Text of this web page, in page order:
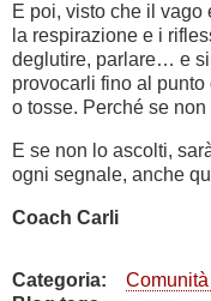
E poi, visto che il
la respirazione e i
deglutire, parlare… e
provocarli fino al
o tosse. Perché se
E se non lo ascolti,
ogni segnale, anche
Coach Carli
Categoria